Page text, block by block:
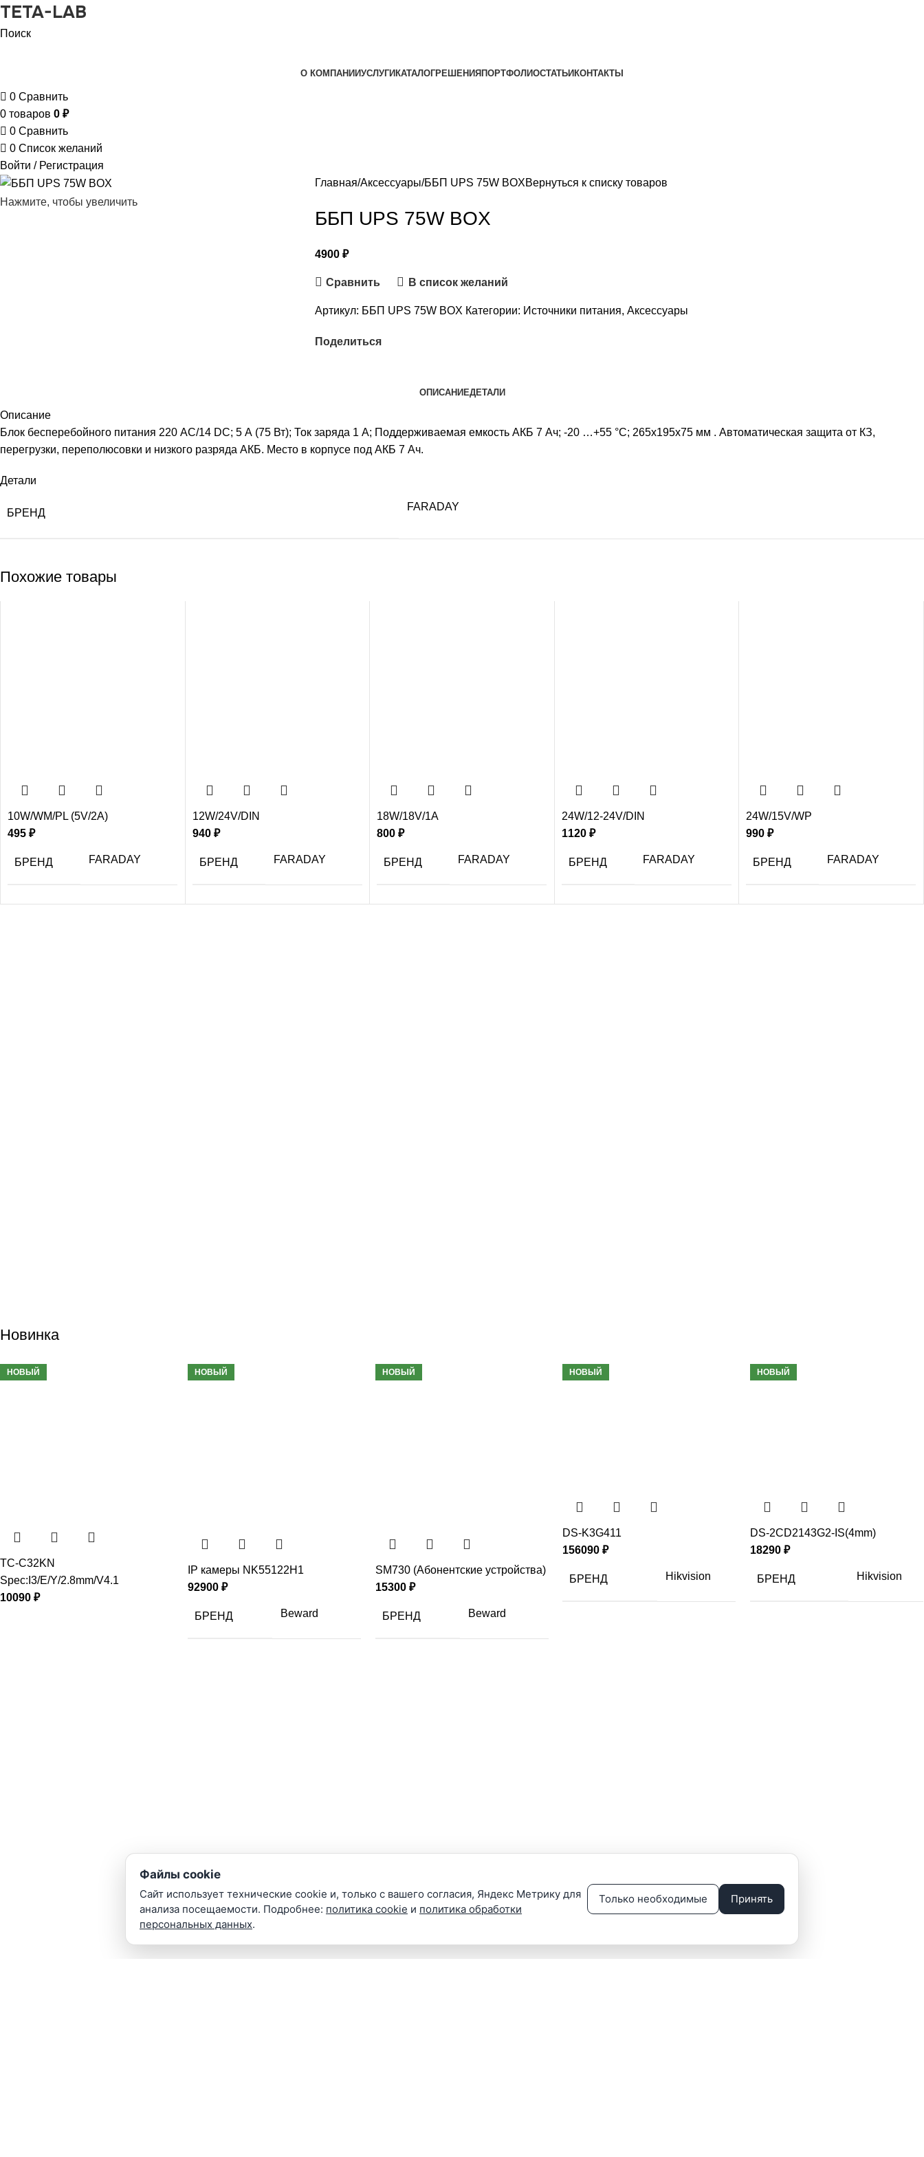
TETA-LAB
Поиск
О КОМПАНИИУСЛУГИ КАТАЛОГРЕШЕНИЯ ПОРТФОЛИОСТАТЬИ КОНТАКТЫ
0 Сравнить
0 товаров 0 ₽
0 Сравнить
0 Список желаний
Войти / Регистрация
Нажмите, чтобы увеличить
Главная Аксессуары ББП UPS 75W BOXВернуться к списку товаров
ББП UPS 75W BOX
4900 ₽
Сравнить В список желаний
Артикул: ББП UPS 75W BOX Категории: Источники питания, Аксессуары
Поделиться
ОПИСАНИЕДЕТАЛИ
Описание
Блок бесперебойного питания 220 АС/14 DC; 5 А (75 Вт); Ток заряда 1 А; Поддерживаемая емкость АКБ 7 Ач; -20 …+55 °С; 265х195х75 мм . Автоматическая защита от КЗ,
перегрузки, переполюсовки и низкого разряда АКБ. Место в корпусе под АКБ 7 Ач.
Детали
БРЕНД
FARADAY
Похожие товары
10W/WM/PL (5V/2A)
495 ₽
БРЕНД FARADAY
12W/24V/DIN
940 ₽
БРЕНД FARADAY
18W/18V/1A
800₽
БРЕНД FARADAY
24W/12-24V/DIN
1120 ₽
БРЕНД FARADAY
24W/15V/WP
990₽
БРЕНД FARADAY
Новинка
НОВЫЙ
TC-C32KN
Spec:I3/E/Y/2.8mm/V4.1
10090 ₽
НОВЫЙ
IP камеры NK55122H1
92900 ₽
БРЕНД Beward
НОВЫЙ
SM730 (Абонентские устройства)
15300 ₽
БРЕНД Beward
НОВЫЙ
DS-K3G411
156090₽
БРЕНД Hikvision
НОВЫЙ
DS-2CD2143G2-IS(4mm)
18290₽
БРЕНД Hikvision
Файлы cookie
Сайт использует технические cookie и, только с вашего согласия, Яндекс Метрику для
анализа посещаемости. Подробнее: политика cookie и политика обработки
персональных данных.
Только необходимые Принять